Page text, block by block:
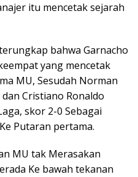
itu mencetak sejarah
bahwa Garnacho
yang mencetak
MU, Sesudah Norman
Cristiano Ronaldo
skor 2-0 Sebagai
Putaran pertama.
MU tak Merasakan
Ke bawah tekanan